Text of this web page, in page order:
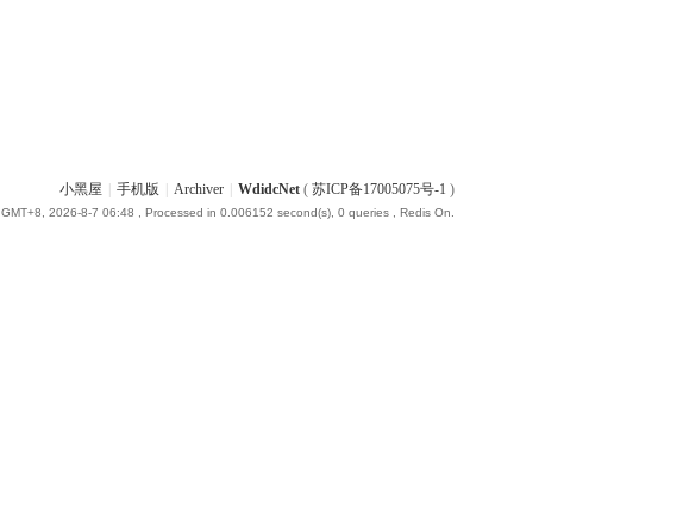
小黑屋 手机版 Archiver WdidcNet ( 苏ICP备17005075号-1 )
GMT+8, 2026-8-7 06:48 , Processed in 0.006152 second(s), 0 queries , Redis On.